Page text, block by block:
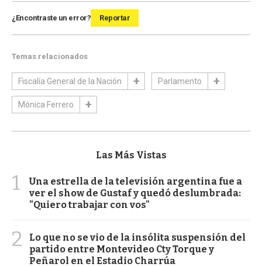
¿Encontraste un error? Reportar
Temas relacionados
Fiscalía General de la Nación Parlamento
Mónica Ferrero
Las Más Vistas
1
Una estrella de la televisión argentina fue a
ver el show de Gustaf y quedó deslumbrada:
"Quiero trabajar con vos"
2
Lo que no se vio de la insólita suspensión del
partido entre Montevideo Cty Torque y
Peñarol en el Estadio Charrúa